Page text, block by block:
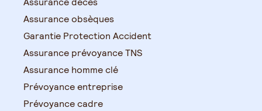
Assurance obsèques
Garantie Protection Accident
Assurance prévoyance TNS
Assurance homme clé
Prévoyance entreprise
Prévoyance cadre